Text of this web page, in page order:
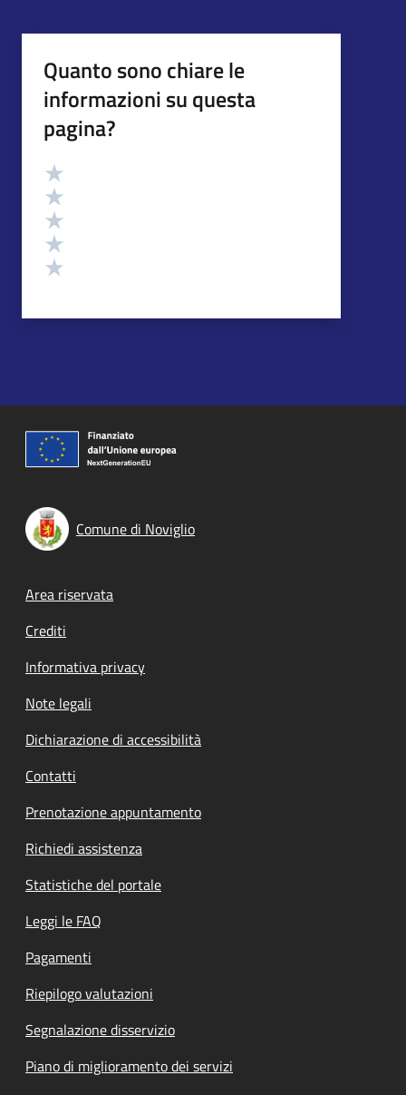
Quanto sono chiare le
informazioni su questa
pagina?
Valutazione
Comune di Noviglio
Footer menu
Area riservata
Crediti
Informativa privacy
Note legali
Dichiarazione di accessibilità
Contatti
Prenotazione appuntamento
Richiedi assistenza
Statistiche del portale
Leggi le FAQ
Pagamenti
Riepilogo valutazioni
Segnalazione disservizio
Piano di miglioramento dei servizi